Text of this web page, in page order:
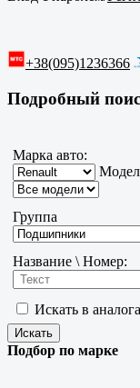
+38(095)1236366
Подробный
Марка авто:
Группа
Название \ Номер:
Искать в
Подбор по марке